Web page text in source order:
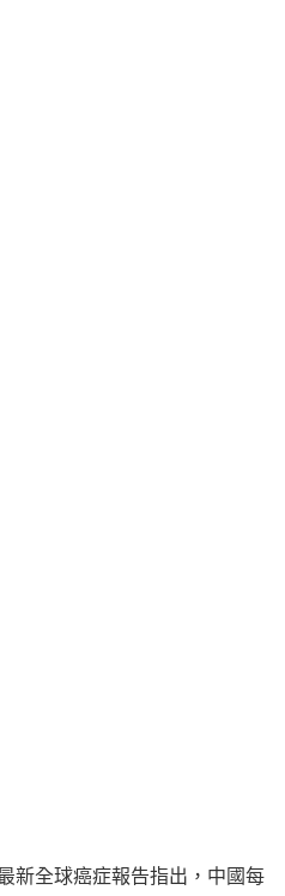
新全球癌症報告指出，中國每